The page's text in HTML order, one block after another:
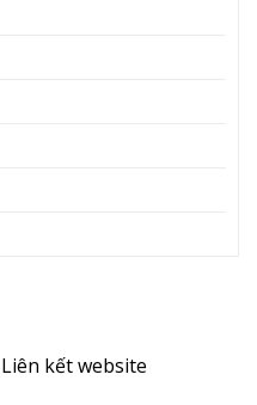
Liên kết website